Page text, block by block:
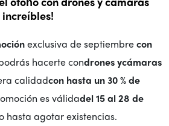
exclusiva de septiembrecon
hacerte condrones ycámaras
calidadcon hasta un 30 % de
es válidadel 15 al 28 de
hasta agotar existencias.